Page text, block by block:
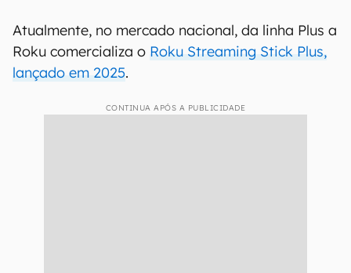
Atualmente, no mercado nacional, da linha Plus a
Roku comercializa o Roku Streaming Stick Plus,
lançado em 2025.
CONTINUA APÓS A PUBLICIDADE